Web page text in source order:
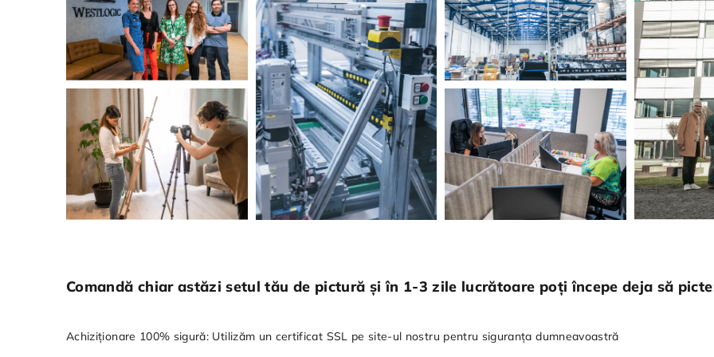
Comandă chiar astăzi setul tău de pictură și în 1-3 zile lucrătoare poți începe deja să
Achiziționare 100% sigură: Utilizăm un certificat SSL pe site-ul nostru pentru siguranța dumneavoastră